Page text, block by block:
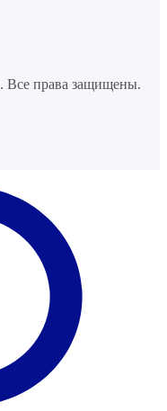
. Все права защищены.